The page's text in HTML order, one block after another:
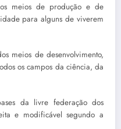
meios de produção e de
para alguns de viverem
meios de desenvolvimento,
os campos da ciência, da
da livre federação dos
e modificável segundo a